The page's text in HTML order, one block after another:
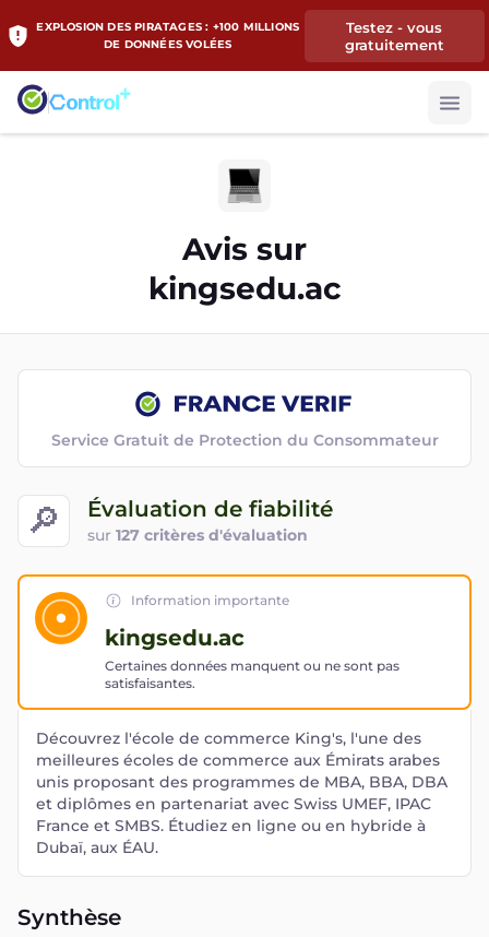
EXPLOSION DES PIRATAGES : +100 MILLIONS
DE DONNÉES VOLÉES
Testez - vous
gratuitement
Avis sur
kingsedu.ac
🔎 Évaluation de fiabilité
sur 127 critères d'évaluation
Service Gratuit de Protection du Consommateur
Information importante
kingsedu.ac
Certaines données manquent ou ne sont pas
satisfaisantes.
Découvrez l'école de commerce King's, l'une des
meilleures écoles de commerce aux Émirats arabes
unis proposant des programmes de MBA, BBA, DBA
et diplômes en partenariat avec Swiss UMEF, IPAC
France et SMBS. Étudiez en ligne ou en hybride à
Dubaï, aux ÉAU.
Synthèse